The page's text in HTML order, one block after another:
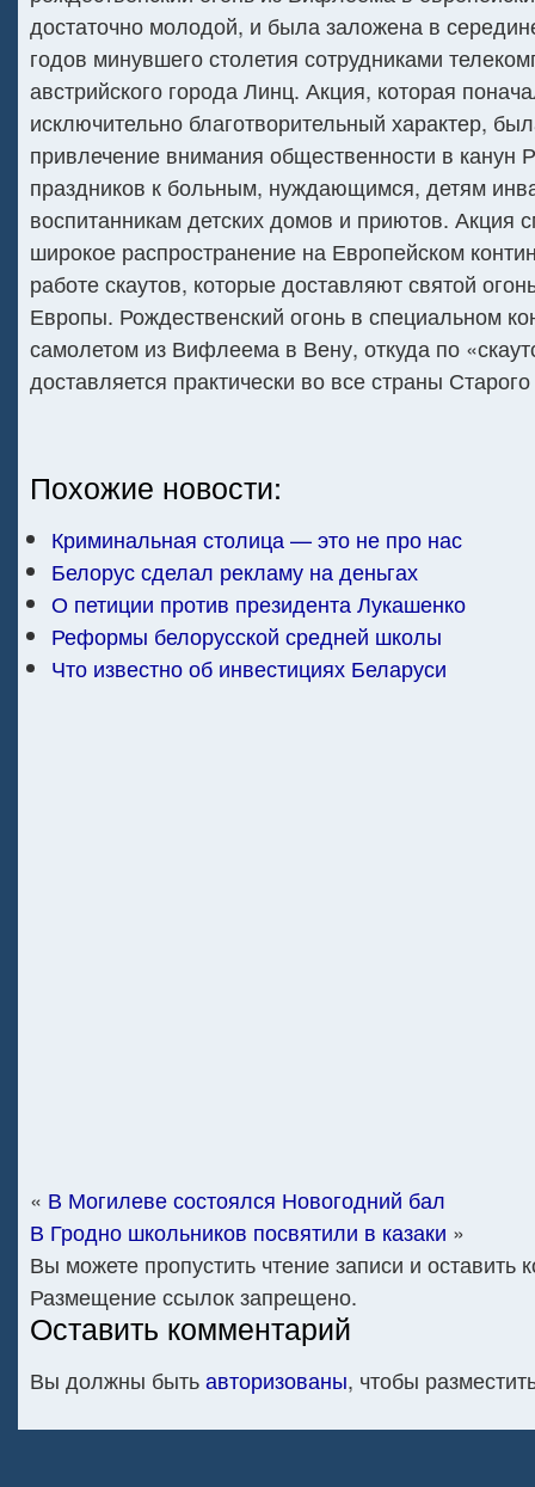
достаточно молодой, и была заложена в
годов минувшего столетия сотрудниками
австрийского города Линц. Акция, которая
исключительно благотворительный характер,
привлечение внимания общественности в канун
праздников к больным, нуждающимся, детям
воспитанникам детских домов и приютов. Акция
широкое распространение на Европейском
работе скаутов, которые доставляют святой
Европы. Рождественский огонь в специальном
самолетом из Вифлеема в Вену, откуда по
доставляется практически во все страны
Похожие новости:
Криминальная столица — это не про нас
Белорус сделал рекламу на деньгах
О петиции против президента Лукашенко
Реформы белорусской средней школы
Что известно об инвестициях Беларуси
« В Могилеве состоялся Новогодний бал
В Гродно школьников посвятили в казаки »
Вы можете пропустить чтение записи и оставить
Размещение ссылок запрещено.
Оставить комментарий
Вы должны бытьавторизованы, чтобы